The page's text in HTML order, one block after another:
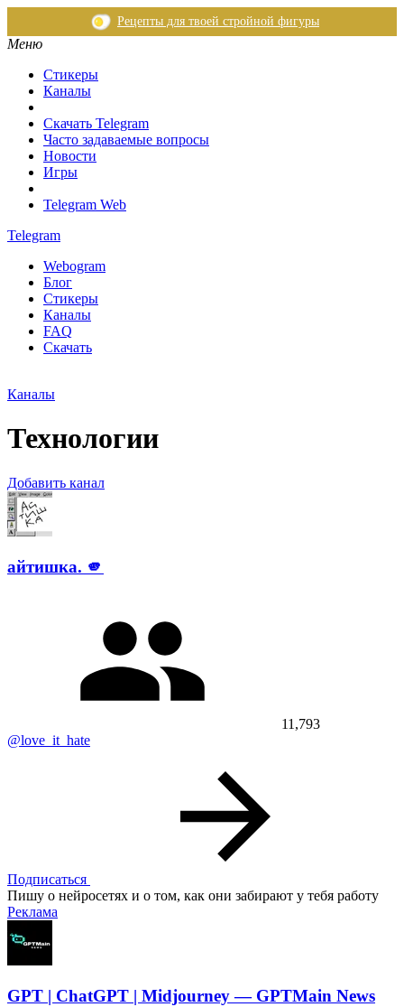
Рецепты для твоей стройной фигуры
Меню
Стикеры
Каналы
Скачать Telegram
Часто задаваемые вопросы
Новости
Игры
Telegram Web
Telegram
Webogram
Блог
Стикеры
Каналы
FAQ
Скачать
Каналы
Технологии
Добавить канал
айтишка. 🫵
11,793
@love_it_hate
Подписаться
Пишу о нейросетях и о том, как они забирают у тебя работу
Реклама
GPT | ChatGPT | Midjourney — GPTMain News